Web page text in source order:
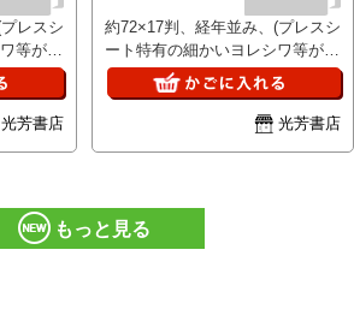
ルノ
シー
レスシ
等があ
ピン止
る場合
光芳書店
ノ プレス
シート)
約72×17判、経年並み、(プレスシ
ート特有の細かいヨレシワ等があ
る場合有)、、ご注文後、ピン止
め折れ染み等目立つ難がある場合
はご連絡いたします。
光芳書店
もっと見る